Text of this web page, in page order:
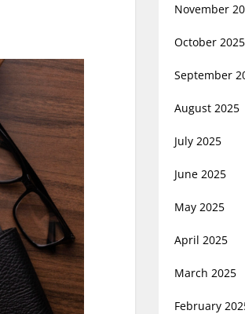
November
October 2025
September
August 2025
July 2025
June 2025
May 2025
April 2025
March 2025
February